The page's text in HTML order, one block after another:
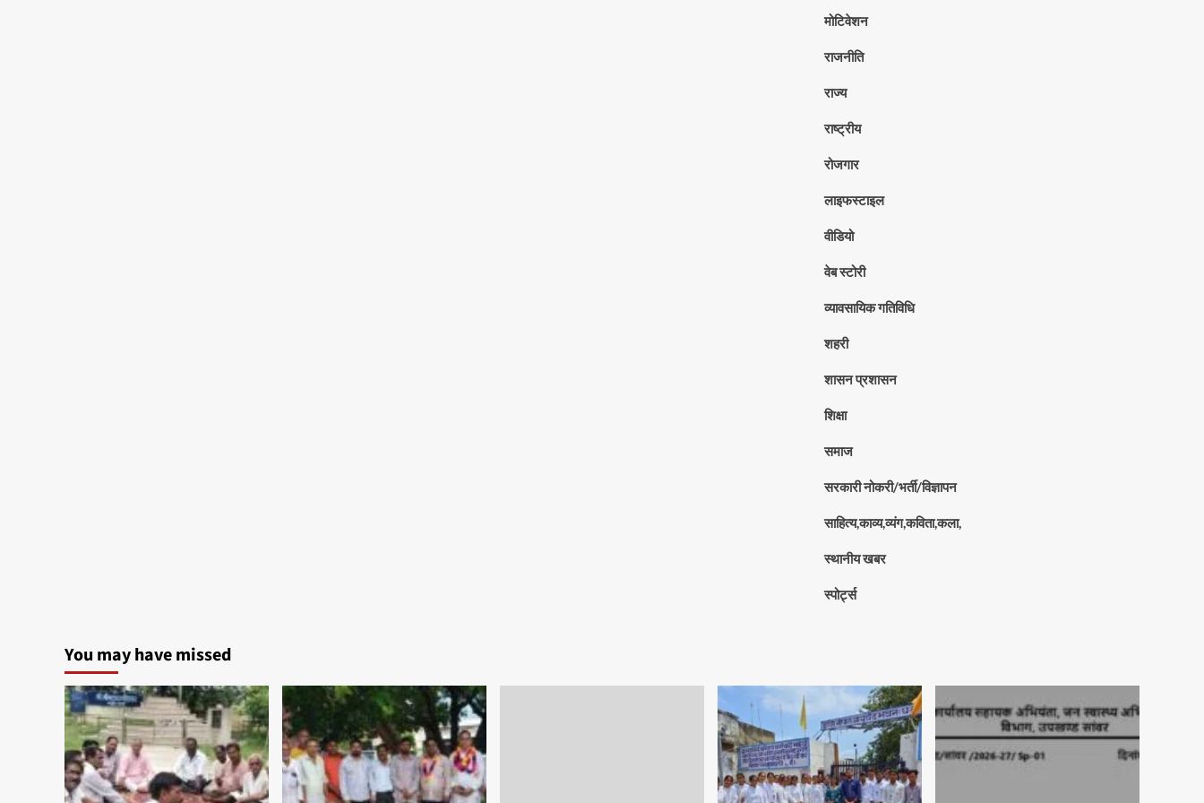
मोटिवेशन
राजनीति
राज्य
राष्ट्रीय
रोजगार
लाइफस्टाइल
वीडियो
वेब स्टोरी
व्यावसायिक गतिविधि
शहरी
शासन प्रशासन
शिक्षा
समाज
सरकारी नोकरी/भर्ती/विज्ञापन
साहित्य,काव्य,व्यंग,कविता,कला,
स्थानीय खबर
स्पोर्ट्स
You may have missed